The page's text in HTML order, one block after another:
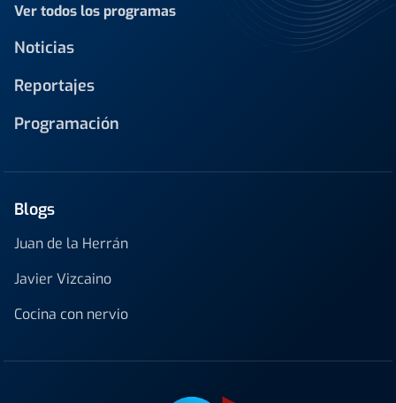
Ver todos los programas
Noticias
Reportajes
Programación
Blogs
Juan de la Herrán
Javier Vizcaino
Cocina con nervio